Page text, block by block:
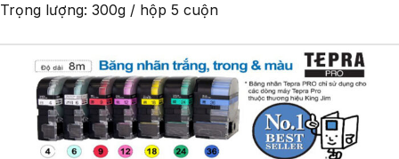
Trọng lượng: 300g / hộp 5 cuộn